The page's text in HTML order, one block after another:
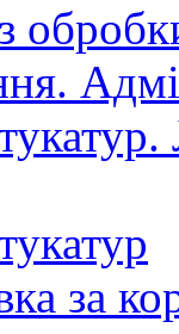
за